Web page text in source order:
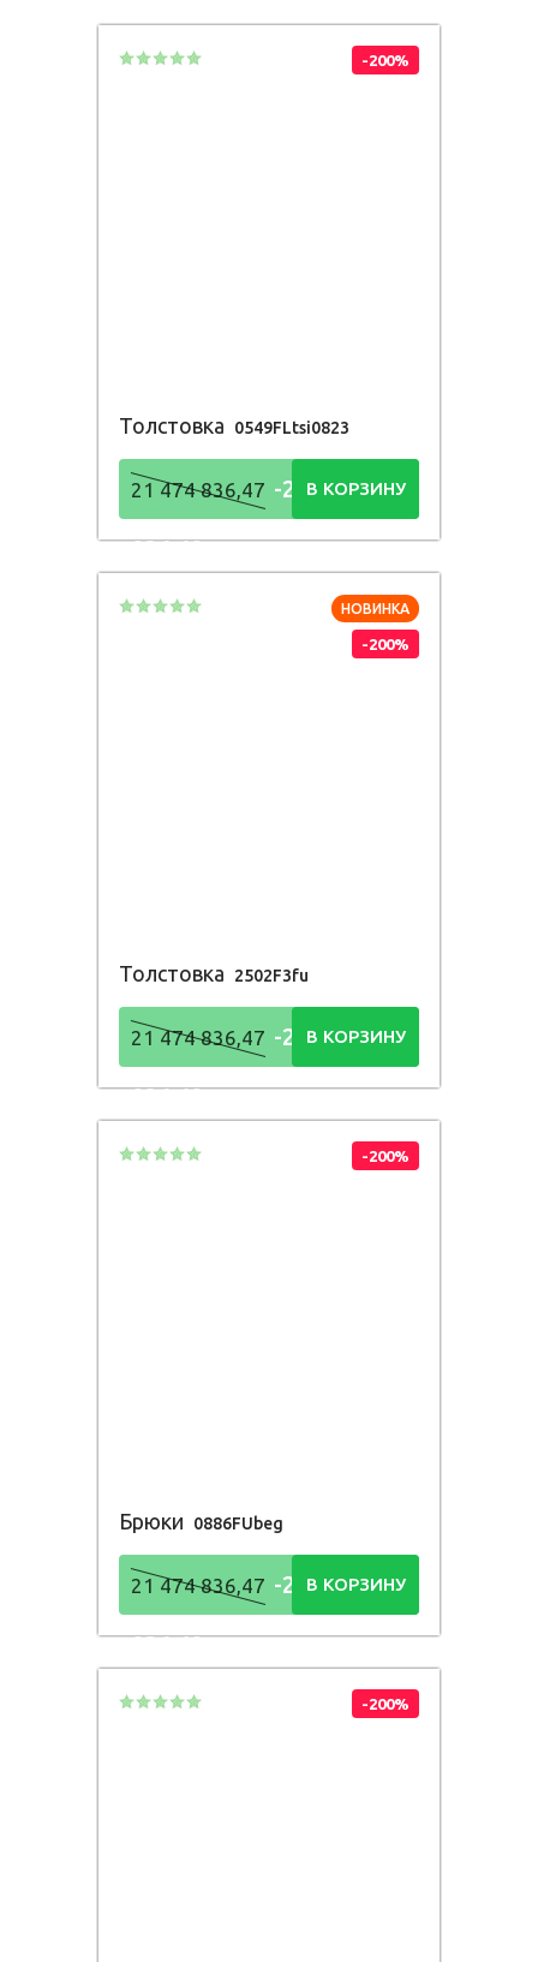
-200%
Толстовка 0549FLtsi0823
21 474 836,47 -21 474
836,48Р
В КОРЗИНУ
НОВИНКА
-200%
Толстовка 2502F3fu
21 474 836,47 -21 474
836,48Р
В КОРЗИНУ
-200%
Брюки 0886FUbeg
21 474 836,47 -21 474
836,48Р
В КОРЗИНУ
-200%